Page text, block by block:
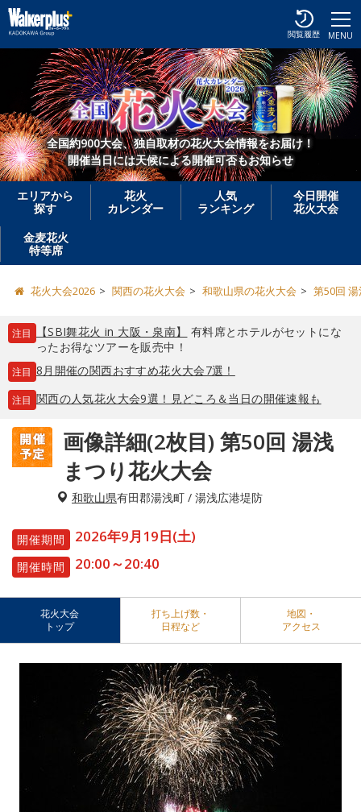
MENU
閲覧履歴
全国約900大会、独自取材の花火大会情報をお届け！
開催当日には天候による開催可否もお知らせ
エリアから
探す
花火
カレンダー
人気
ランキング
今日開催
花火大会
金麦花火
特等席
花火大会2026 関西の花火大会 和歌山県の花火大会 第50回
注目 【SBI舞花火 in 大阪・泉南】
有料席とホテルがセットにな
ったお得なツアーを販売中！
注目 8月開催の関西おすすめ花火大会7選！
注目 関西の人気花火大会9選！見どころ＆当日の開催速報も
画像詳細(2枚目) 第50回 湯浅
まつり花火大会
和歌山県有田郡湯浅町 / 湯浅広港堤防
開催期間 2026年9月19日(土)
開催時間 20:00～20:40
花火大会
トップ
打ち上げ数・
日程など
地図・
アクセス